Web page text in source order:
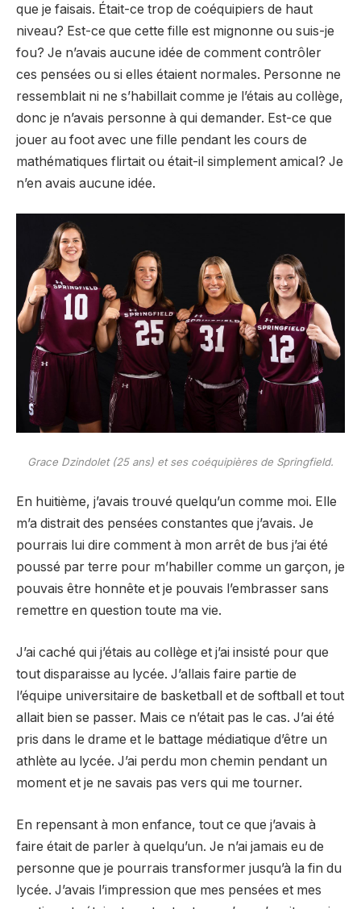
que je faisais. Était-ce trop de coéquipiers de haut
niveau? Est-ce que cette fille est mignonne ou suis-je
fou? Je n’avais aucune idée de comment contrôler
ces pensées ou si elles étaient normales. Personne ne
ressemblait ni ne s’habillait comme je l’étais au collège,
donc je n’avais personne à qui demander. Est-ce que
jouer au foot avec une fille pendant les cours de
mathématiques flirtait ou était-il simplement amical? Je
n’en avais aucune idée.
Grace Dzindolet (25 ans) et ses coéquipières de Springfield.
En huitième, j’avais trouvé quelqu’un comme moi. Elle
m’a distrait des pensées constantes que j’avais. Je
pourrais lui dire comment à mon arrêt de bus j’ai été
poussé par terre pour m’habiller comme un garçon, je
pouvais être honnête et je pouvais l’embrasser sans
remettre en question toute ma vie.
J’ai caché qui j’étais au collège et j’ai insisté pour que
tout disparaisse au lycée. J’allais faire partie de
l’équipe universitaire de basketball et de softball et tout
allait bien se passer. Mais ce n’était pas le cas. J’ai été
pris dans le drame et le battage médiatique d’être un
athlète au lycée. J’ai perdu mon chemin pendant un
moment et je ne savais pas vers qui me tourner.
En repensant à mon enfance, tout ce que j’avais à
faire était de parler à quelqu’un. Je n’ai jamais eu de
personne que je pourrais transformer jusqu’à la fin du
lycée. J’avais l’impression que mes pensées et mes